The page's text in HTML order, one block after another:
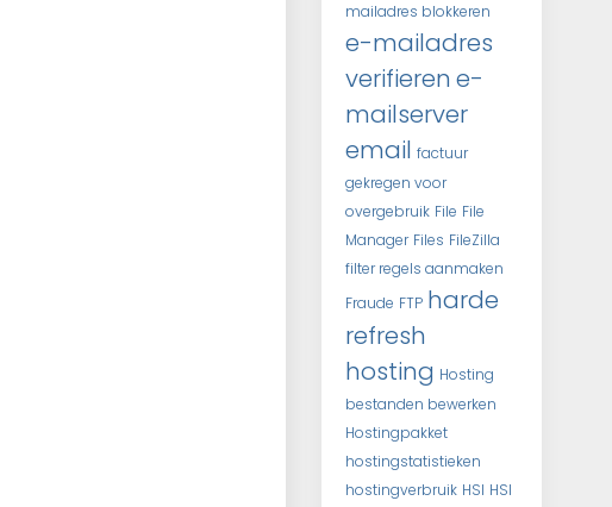
mailadres blokkeren
e-mailadres
verifieren e-
mailserver
email factuur
gekregen voor
overgebruik File File
Manager Files FileZilla
filter regels aanmaken
Fraude FTP harde
refresh
hosting Hosting
bestanden bewerken
Hostingpakket
hostingstatistieken
hostingverbruik HSI HSI